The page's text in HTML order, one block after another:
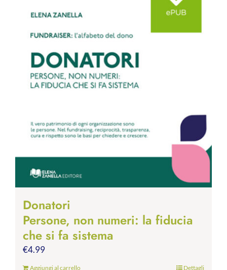
Donatori
Persone, non numeri: la fiducia
che si fa sistema
€4.99
Aggiungi al carrello Dettagli